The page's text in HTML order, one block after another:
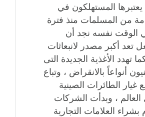
يعتبرها المستهلكون في
من المسلمات منذ فترة
الوقت نفسه نجد أن
تعد أكبر مصدر لانبعاثات
تهدد الأغذية الجديدة التى
أنواعاً بالانقراض ، وتباع
غيار الطائرات الصينية
العالم ، وبدأت الشركات
بشراء العلامات التجارية